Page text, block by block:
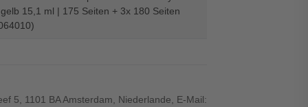
15,1 ml | 175 Seiten + 3x 180 Seiten
5, 1101 BA Amsterdam, Niederlande, E-Mail: